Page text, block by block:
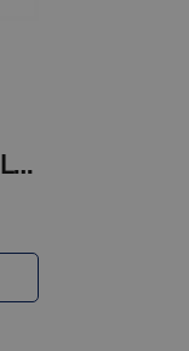
Marķieris STABILO Swing cool pastel | mākoņ-zils